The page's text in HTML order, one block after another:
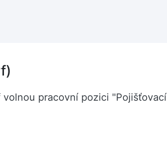
pracovní pozici "Pojišťovací